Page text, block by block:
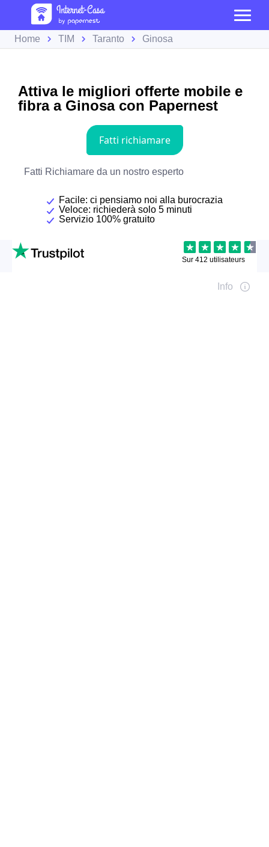
Home TIM Taranto Ginosa